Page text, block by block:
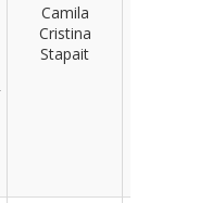
Camila
Cristina
Stapait